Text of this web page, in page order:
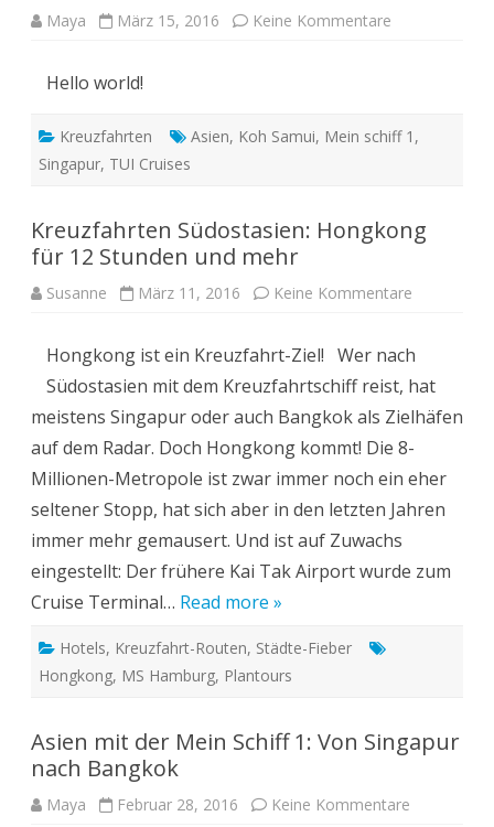
Maya März 15, 2016 Keine Kommentare
der
Mein
Sex
Hello world!
Kreuzfahrten Asien, Koh Samui, Mein schiff 1 ,
Singapur, TUI Cruises
Kreuzfahrten Südostasien: Hongkong
für 12 Stunden und mehr
Susanne März 11, 2016 Keine Kommentare
für
12
Stunden
und
mehr
Hongkong ist ein Kreuzfahrt-Ziel! Wer nach
Südostasien mit dem Kreuzfahrtschiff reist, hat
meistens Singapur oder auch Bangkok als Zielhäfen
auf dem Radar. Doch Hongkong kommt! Die 8-
Millionen-Metropole ist zwar immer noch ein eher
seltener Stopp, hat sich aber in den letzten Jahren
immer mehr gemausert. Und ist auf Zuwachs
eingestellt: Der frühere Kai Tak Airport wurde zum
Cruise Terminal… Read more »
Hotels, Kreuzfahrt-Routen, Städte-Fieber
Hongkong, MS Hamburg, Plantours
Asien mit der Mein Schiff 1: Von Singapur
nach Bangkok
Maya Februar 28, 2016 Keine Kommentare